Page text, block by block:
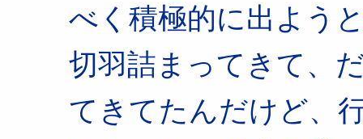
べく積極的に出よう
切羽詰まってきて、
てきてたんだけど、